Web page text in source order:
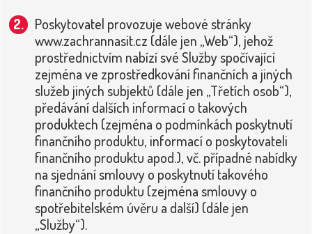
Poskytovatel provozuje webové stránky
www.zachrannasit.cz (dále jen „Web“), jehož
prostřednictvím nabízí své Služby spočívající
zejména ve zprostředkování finančních a jiných
služeb jiných subjektů (dále jen „Třetích osob“),
předávání dalších informací o takových
produktech (zejména o podmínkách poskytnutí
finančního produktu, informací o poskytovateli
finančního produktu apod.), vč. případné nabídky
na sjednání smlouvy o poskytnutí takového
finančního produktu (zejména smlouvy o
spotřebitelském úvěru a další) (dále jen
„Služby“).